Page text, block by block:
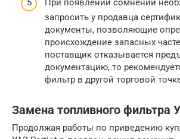
При появлении сомнений
запросить у продавца
документы, позволяющие
происхождение запасных
поставщик отказывается
документацию, то
фильтр в другой торговой
Замена топливного фильтра
Продолжая работы по приведению